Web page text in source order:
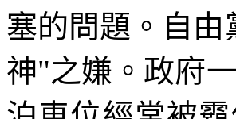
塞的問題。自
神"之嫌。政府